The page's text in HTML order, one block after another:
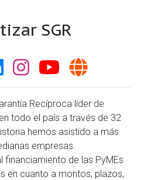
SGR
Recíproca líder de
todo el país a través de 32
hemos asistido a más
empresas.
de las PyMEs
en cuanto a montos, plazos,